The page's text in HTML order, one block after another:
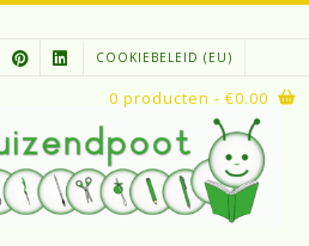
COOKIEBELEID (EU)
0 producten - €0.00